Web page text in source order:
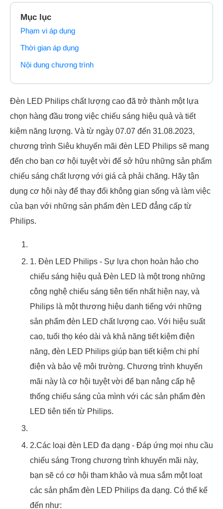
Mục lục
Phạm vi áp dụng
Thời gian áp dụng
Nội dung chương trình
Đèn LED Philips chất lượng cao đã trở thành một lựa
chọn hàng đầu trong việc chiếu sáng hiệu quả và tiết
kiệm năng lượng. Và từ ngày 07.07 đến 31.08.2023,
chương trình Siêu khuyến mãi đèn LED Philips sẽ mang
đến cho bạn cơ hội tuyệt vời để sở hữu những sản phẩm
chiếu sáng chất lượng với giá cả phải chăng. Hãy tận
dụng cơ hội này để thay đổi không gian sống và làm việc
của bạn với những sản phẩm đèn LED đẳng cấp từ
Philips.
1. Đèn LED Philips - Sự lựa chọn hoàn hảo cho
chiếu sáng hiệu quả Đèn LED là một trong những
công nghệ chiếu sáng tiên tiến nhất hiện nay, và
Philips là một thương hiệu danh tiếng với những
sản phẩm đèn LED chất lượng cao. Với hiệu suất
cao, tuổi thọ kéo dài và khả năng tiết kiệm điện
năng, đèn LED Philips giúp bạn tiết kiệm chi phí
điện và bảo vệ môi trường. Chương trình khuyến
mãi này là cơ hội tuyệt vời để bạn nâng cấp hệ
thống chiếu sáng của mình với các sản phẩm đèn
LED tiên tiến từ Philips.
2.Các loại đèn LED đa dạng - Đáp ứng mọi nhu cầu
chiếu sáng Trong chương trình khuyến mãi này,
bạn sẽ có cơ hội tham khảo và mua sắm một loạt
các sản phẩm đèn LED Philips đa dạng. Có thể kể
đến như: